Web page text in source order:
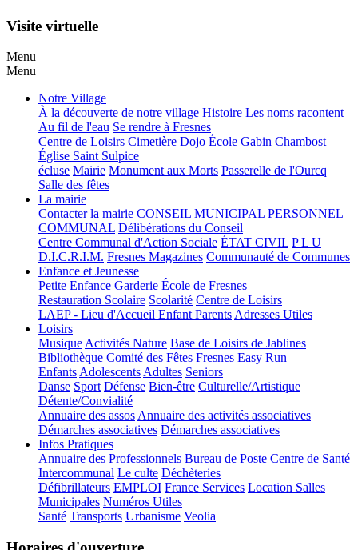
Visite virtuelle
Menu
Menu
Notre Village
À la découverte de notre village Histoire Les noms racontent
Au fil de l'eau Se rendre à Fresnes
Centre de Loisirs Cimetière Dojo École Gabin Chambost
Église Saint Sulpice
écluse Mairie Monument aux Morts Passerelle de l'Ourcq
Salle des fêtes
La mairie
Contacter la mairie CONSEIL MUNICIPAL PERSONNEL
COMMUNAL Délibérations du Conseil
Centre Communal d'Action Sociale ÉTAT CIVIL P L U
D.I.C.R.I.M. Fresnes Magazines Communauté de Communes
Enfance et Jeunesse
Petite Enfance Garderie École de Fresnes
Restauration Scolaire Scolarité Centre de Loisirs
LAEP - Lieu d'Accueil Enfant Parents Adresses Utiles
Loisirs
Musique Activités Nature Base de Loisirs de Jablines
Bibliothèque Comité des Fêtes Fresnes Easy Run
Enfants Adolescents Adultes Seniors
Danse Sport Défense Bien-être Culturelle/Artistique
Détente/Convialité
Annuaire des assos Annuaire des activités associatives
Démarches associatives Démarches associatives
Infos Pratiques
Annuaire des Professionnels Bureau de Poste Centre de Santé
Intercommunal Le culte Déchèteries
Défibrillateurs EMPLOI France Services Location Salles
Municipales Numéros Utiles
Santé Transports Urbanisme Veolia